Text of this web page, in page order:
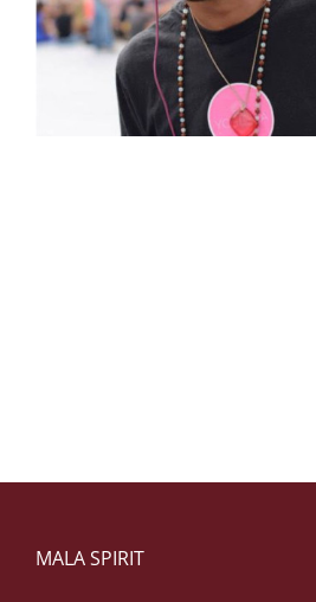
MALA SPIRIT